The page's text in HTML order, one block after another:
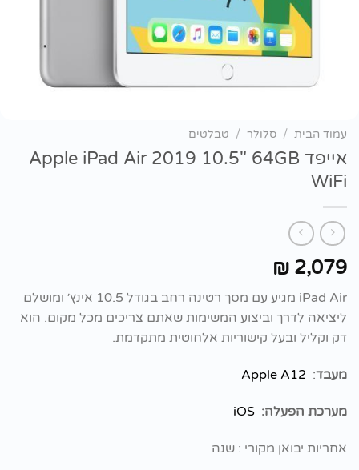
עמוד הבית / סלולר / טבלטים
אייפד Apple iPad Air 2019 10.5" 64GB
WiFi
₪ 2,079
iPad Air מגיע עם מסך רטינה רחב בגודל 10.5 אינץ׳ ומושלם
ליציאה לדרך וביצוע המשימות שאתם צריכים מכל מקום. הוא
דק וקליל ובעל קישוריות אלחוטית מתקדמת.
מעבד:
Apple A12
מערכת הפעלה: iOS
אחריות יבואן מקורי : שנה